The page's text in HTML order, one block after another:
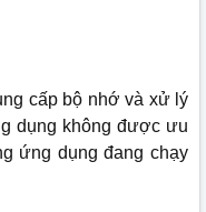
cấp bộ nhớ và xử lý
dụng không được ưu
ứng dụng đang chạy